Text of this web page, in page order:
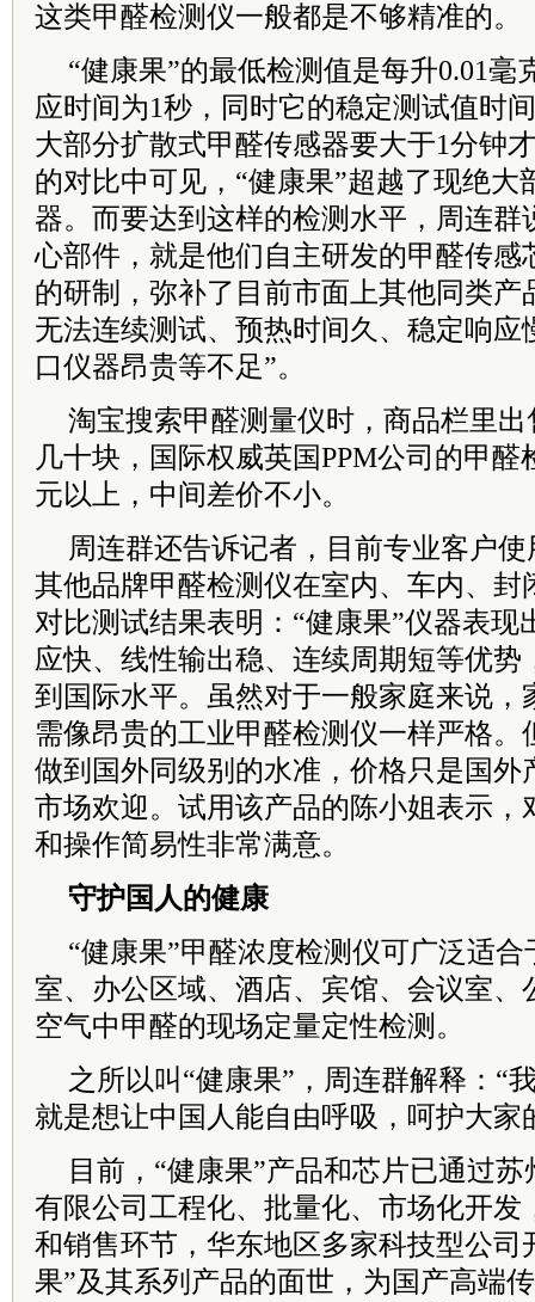
这类甲醛检测仪一般都是不够精准的。
“健康果”的最低检测值是每升0.01毫
应时间为1秒，同时它的稳定测试值时
大部分扩散式甲醛传感器要大于1分钟
的对比中可见，“健康果”超越了现绝大
器。而要达到这样的检测水平，周连群
心部件，就是他们自主研发的甲醛传感
的研制，弥补了目前市面上其他同类产
无法连续测试、预热时间久、稳定响应
口仪器昂贵等不足”。
淘宝搜索甲醛测量仪时，商品栏里
几十块，国际权威英国PPM公司的甲
元以上，中间差价不小。
周连群还告诉记者，目前专业客户
其他品牌甲醛检测仪在室内、车内、封
对比测试结果表明：“健康果”仪器表现
应快、线性输出稳、连续周期短等优势
到国际水平。虽然对于一般家庭来说，
需像昂贵的工业甲醛检测仪一样严格。
做到国外同级别的水准，价格只是国外
市场欢迎。试用该产品的陈小姐表示，
和操作简易性非常满意。
守护国人的健康
“健康果”甲醛浓度检测仪可广泛适
室、办公区域、酒店、宾馆、会议室、
空气中甲醛的现场定量定性检测。
之所以叫“健康果”，周连群解释：“
就是想让中国人能自由呼吸，呵护大家
目前，“健康果”产品和芯片已通过
有限公司工程化、批量化、市场化开发
和销售环节，华东地区多家科技型公司
果”及其系列产品的面世，为国产高端